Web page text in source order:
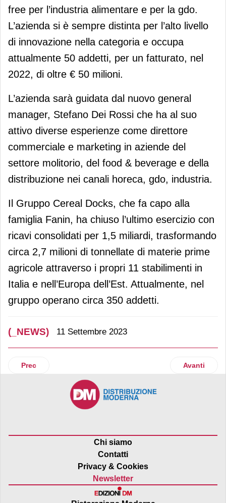
free per l’industria alimentare e per la gdo.
L’azienda si è sempre distinta per l’alto livello
di innovazione nella categoria e occupa
attualmente 50 addetti, per un fatturato, nel
2022, di oltre € 50 milioni.
L’azienda sarà guidata dal nuovo general
manager, Stefano Dei Rossi che ha al suo
attivo diverse esperienze come direttore
commerciale e marketing in aziende del
settore molitorio, del food & beverage e della
distribuzione nei canali horeca, gdo, industria.
Il Gruppo Cereal Docks, che fa capo alla
famiglia Fanin, ha chiuso l’ultimo esercizio con
ricavi consolidati per 1,5 miliardi, trasformando
circa 2,7 milioni di tonnellate di materie prime
agricole attraverso i propri 11 stabilimenti in
Italia e nell’Europa dell’Est. Attualmente, nel
gruppo operano circa 350 addetti.
(_NEWS) 11 Settembre 2023
Articolo precedente: Baoli presenta i nuovi modelli Kbe
Prec Articolo
Avanti
Chi siamo
Contatti
Privacy & Cookies
Newsletter